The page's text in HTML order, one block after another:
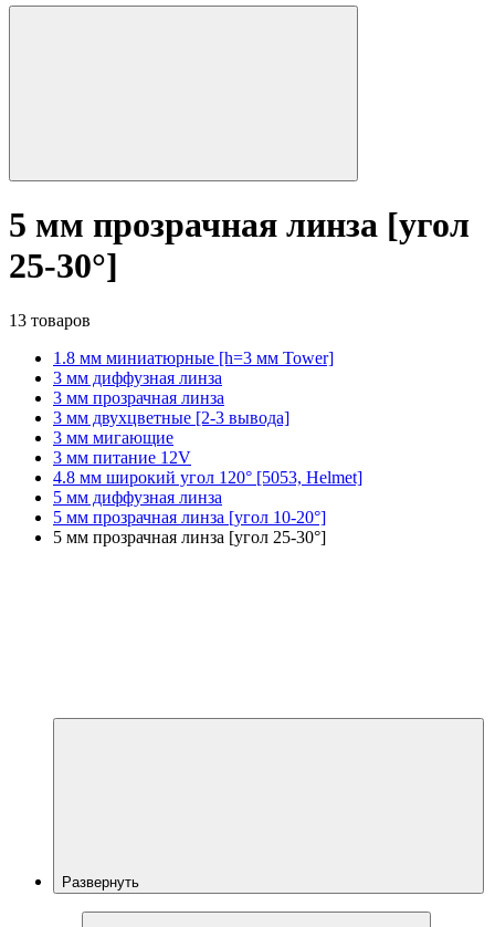
5 мм прозрачная линза [угол
25-30°]
13 товаров
1.8 мм миниатюрные [h=3 мм Tower]
3 мм диффузная линза
3 мм прозрачная линза
3 мм двухцветные [2-3 вывода]
3 мм мигающие
3 мм питание 12V
4.8 мм широкий угол 120° [5053, Helmet]
5 мм диффузная линза
5 мм прозрачная линза [угол 10-20°]
5 мм прозрачная линза [угол 25-30°]
Развернуть